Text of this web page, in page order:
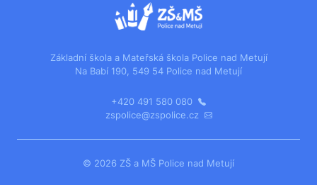
Základní škola a Mateřská škola Police nad Metují
Na Babí 190, 549 54 Police nad Metují
+420 491 580 080
zspolice@zspolice.cz
© 2026 ZŠ a MŠ Police nad Metují